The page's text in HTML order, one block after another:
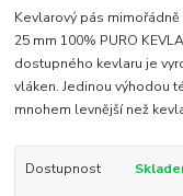
Kevlarový pás
25 mm 100% PURO
dostupného kevlaru je
vláken. Jedinou výhodou
mnohem levnější než
Dostupnost